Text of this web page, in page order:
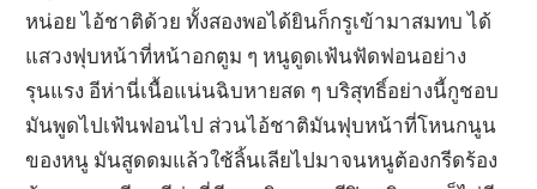
หน่อย ไอ้ชาติด้วย ทั้งสองพอได้ยินก็กรูเข้ามาสมทบ ได้
แสวงฟุบหน้าที่หน้าอกตูม ๆ หนูดูดเฟ้นฟัดฟอนอย่าง
รุนแรง อีห่านี่เนื้อแน่นฉิบหายสด ๆ บริสุทธิ์อย่างนี้กูชอบ
มันพูดไปเฟ้นฟอนไป ส่วนไอ้ชาติมันฟุบหน้าที่โหนกนูน
ของหนู มันสูดดมแล้วใช้ลิ้นเลียไปมาจนหนูต้องกรีดร้อง